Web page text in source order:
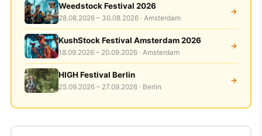
Weedstock Festival 2026
28.08.2026 – 30.08.2026 · Amsterdam
→
KushStock Festival Amsterdam 2026
18.09.2026 – 20.09.2026 · Amsterdam
→
HIGH Festival Berlin
25.09.2026 – 27.09.2026 · Berlin
→